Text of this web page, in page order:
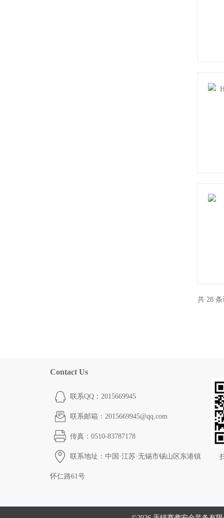
共 28
Contact Us
联系QQ：2015669945
联系邮箱：2015669945@qq.com
传真：0510-83787178
联系地址：中国·江苏·无锡市锡山区东港镇
怀仁路61号